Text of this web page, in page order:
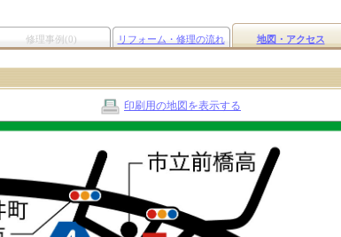
修理事例(0) リフォーム・修理の流れ 地図・アクセス
印刷用の地図を表示する